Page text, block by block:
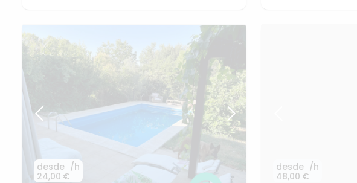
desde
24,00 €
/h
desde
48,00 €
/h